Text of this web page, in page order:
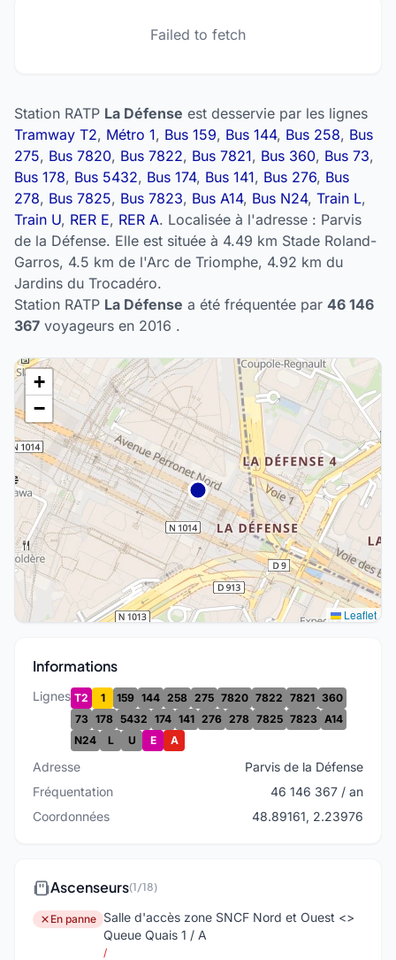
Failed to fetch
Station RATP La Défense est desservie par les lignes
Tramway T2, Métro 1, Bus 159, Bus 144, Bus 258, Bus
275, Bus 7820, Bus 7822, Bus 7821, Bus 360, Bus 73,
Bus 178, Bus 5432, Bus 174, Bus 141, Bus 276, Bus
278, Bus 7825, Bus 7823, Bus A14, Bus N24, Train L,
Train U, RER E, RER A. Localisée à l'adresse : Parvis
de la Défense. Elle est située à 4.49 km Stade Roland-
Garros, 4.5 km de l'Arc de Triomphe, 4.92 km du
Jardins du Trocadéro.
Station RATP La Défense a été fréquentée par 46 146
367 voyageurs en 2016 .
+
−
Leaflet
Informations
Lignes T2 1 159 144 258 275 7820 7822 7821 360
73 178 5432 174 141 276 278 7825 7823 A14
N24
L U E A
Adresse
Parvis de la Défense
Fréquentation
46 146 367 / an
Coordonnées
48.89161, 2.23976
Ascenseurs(1/18)
En panne Salle d'accès zone SNCF Nord et Ouest <>
Queue Quais 1 / A
/